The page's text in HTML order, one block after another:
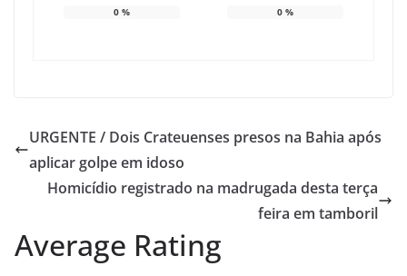
0% 0 %
URGENTE / Dois Crateuenses presos na Bahia após
aplicar golpe em idoso
Homicídio registrado na madrugada desta terça
feira em tamboril
Average Rating